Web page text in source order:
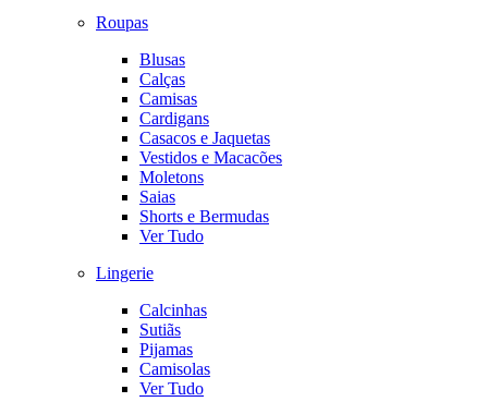
Roupas
Blusas
Calças
Camisas
Cardigans
Casacos e Jaquetas
Vestidos e Macacões
Moletons
Saias
Shorts e Bermudas
Ver Tudo
Lingerie
Calcinhas
Sutiãs
Pijamas
Camisolas
Ver Tudo